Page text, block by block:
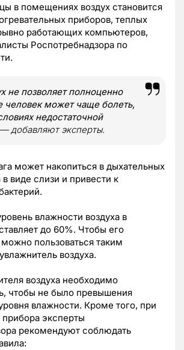
в помещениях воздух становится
приборов, теплых
работающих компьютеров,
Роспотребнадзора по
не позволяет полноценно
человек может чаще болеть,
недостаточной
добавляют эксперты.
может накопиться в дыхательных
в виде слизи и привести к
влажности воздуха в
до 60%. Чтобы его
пользоваться таким
воздуха.
воздуха необходимо
чтобы не было превышения
влажности. Кроме того, при
прибора эксперты
рекомендуют соблюдать